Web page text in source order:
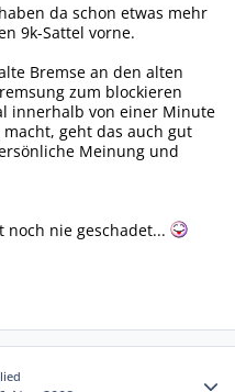
da schon etwas mehr
9k-Sattel vorne.
Bremse an den alten
zum blockieren
innerhalb von einer Minute
geht das auch gut
Meinung und
nie geschadet...